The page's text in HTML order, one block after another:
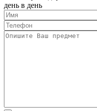
день в день